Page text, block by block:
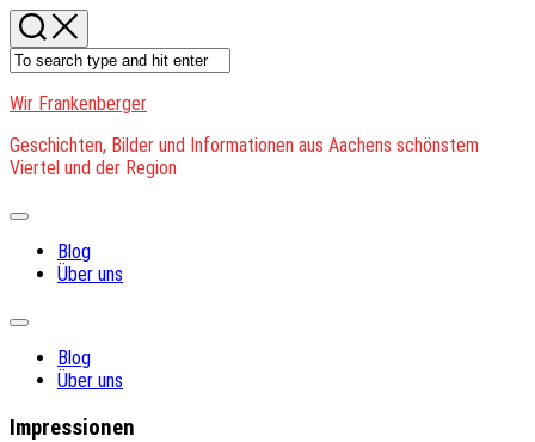
Skip
to
content
Wir Frankenberger
Geschichten, Bilder und Informationen aus Aachens schönstem
Viertel und der Region
Expand
Blog
Über uns
Expand
Blog
Über uns
Impressionen